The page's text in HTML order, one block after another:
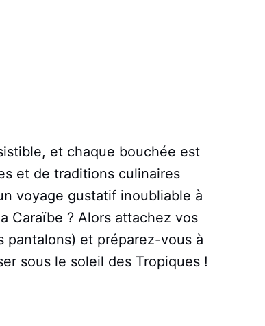
et chaque bouchée est
et de traditions culinaires
voyage gustatif inoubliable à
Caraïbe ? Alors attachez vos
et préparez-vous à
sous le soleil des Tropiques !